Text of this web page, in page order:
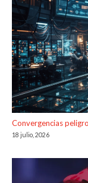
Convergencias
18 julio, 2026